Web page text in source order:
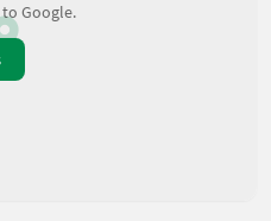
Google.